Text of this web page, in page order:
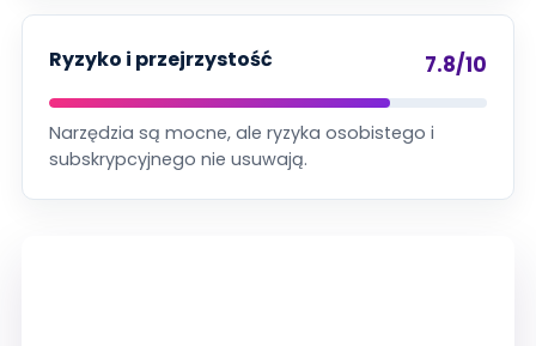
Ryzyko i przejrzystość 7.8/10
Narzędzia są mocne, ale ryzyka osobistego i
subskrypcyjnego nie usuwają.